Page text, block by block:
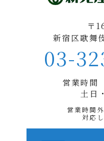
〒
新宿区歌舞
03-
営業時
土日
営業時間
対応